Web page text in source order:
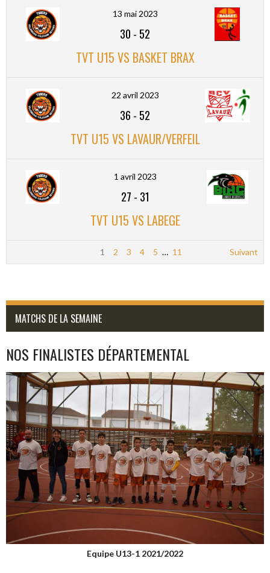
13 mai 2023
30 - 52
TVT U15 VS BASKET BRAX
22 avril 2023
36 - 52
TVT U15 VS LAVAUR/VERFEIL
1 avril 2023
27 - 31
TVT U15 VS LABEGE
1 2 3 4 5 … 11 Suivant
MATCHS DE LA SEMAINE
NOS FINALISTES DÉPARTEMENTAL
Equipe U13-1 2021/2022